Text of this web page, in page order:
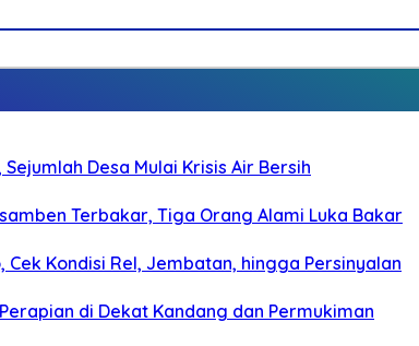
Desa Mulai Krisis Air Bersih
Terbakar, Tiga Orang Alami Luka Bakar
Cek Kondisi Rel, Jembatan, hingga Persinyalan
di Dekat Kandang dan Permukiman